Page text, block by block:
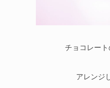
チョコレー
アレンジ